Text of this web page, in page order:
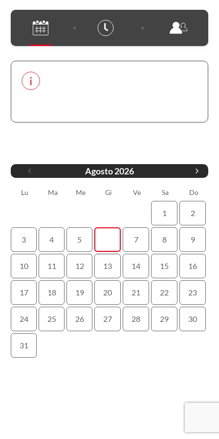
Agosto2026
Lu Ma Me Gi Ve Sa Do
1 2
3 4 5 7 8 9
10 11 12 13 14 15 16
17 18 19 20 21 22 23
24 25 26 27 28 29 30
31